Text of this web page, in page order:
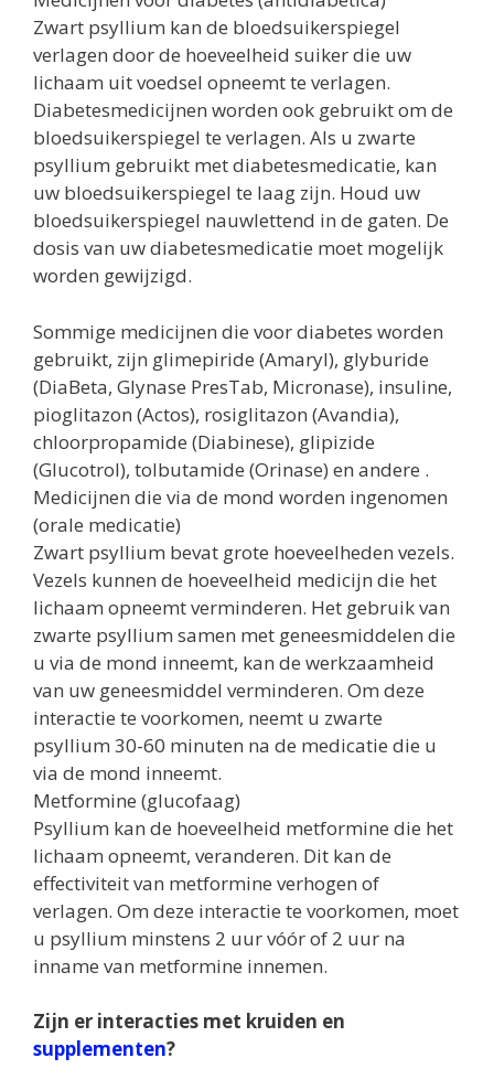
Zwart psyllium kan de bloedsuikerspiegel
verlagen door de hoeveelheid suiker die uw
lichaam uit voedsel opneemt te verlagen.
Diabetesmedicijnen worden ook gebruikt om de
bloedsuikerspiegel te verlagen. Als u zwarte
psyllium gebruikt met diabetesmedicatie, kan
uw bloedsuikerspiegel te laag zijn. Houd uw
bloedsuikerspiegel nauwlettend in de gaten. De
dosis van uw diabetesmedicatie moet mogelijk
worden gewijzigd.
Sommige medicijnen die voor diabetes worden
gebruikt, zijn glimepiride (Amaryl), glyburide
(DiaBeta, Glynase PresTab, Micronase), insuline,
pioglitazon (Actos), rosiglitazon (Avandia),
chloorpropamide (Diabinese), glipizide
(Glucotrol), tolbutamide (Orinase) en andere .
Medicijnen die via de mond worden ingenomen
(orale medicatie)
Zwart psyllium bevat grote hoeveelheden vezels.
Vezels kunnen de hoeveelheid medicijn die het
lichaam opneemt verminderen. Het gebruik van
zwarte psyllium samen met geneesmiddelen die
u via de mond inneemt, kan de werkzaamheid
van uw geneesmiddel verminderen. Om deze
interactie te voorkomen, neemt u zwarte
psyllium 30-60 minuten na de medicatie die u
via de mond inneemt.
Metformine (glucofaag)
Psyllium kan de hoeveelheid metformine die het
lichaam opneemt, veranderen. Dit kan de
effectiviteit van metformine verhogen of
verlagen. Om deze interactie te voorkomen, moet
u psyllium minstens 2 uur vóór of 2 uur na
inname van metformine innemen.
Zijn er interacties met kruiden en
supplementen?